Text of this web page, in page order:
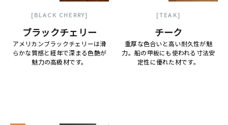
[BLACK CHERRY]
ブラックチェリー
アメリカンブラックチェリーは滑
らかな質感と経年で深まる色艶が
魅力の高級材です。
[TEAK]
チーク
重厚な色合いと高い耐久性が魅
力。船の甲板にも使われる寸法安
定性に優れた材です。